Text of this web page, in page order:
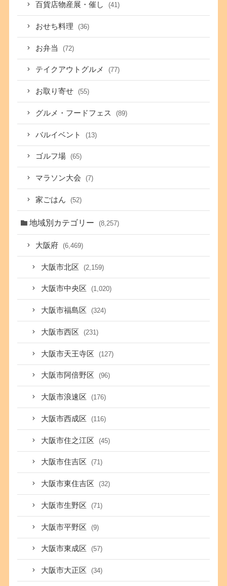
百貨店物産展・催し (41)
おせち料理 (36)
お弁当 (72)
テイクアウトグルメ (77)
お取り寄せ (55)
グルメ・フードフェス (89)
バルイベント (13)
ゴルフ場 (65)
マラソン大会 (7)
家ごはん (52)
地域別カテゴリー (8,257)
大阪府 (6,469)
大阪市北区 (2,159)
大阪市中央区 (1,020)
大阪市福島区 (324)
大阪市西区 (231)
大阪市天王寺区 (127)
大阪市阿倍野区 (96)
大阪市浪速区 (176)
大阪市西成区 (116)
大阪市住之江区 (45)
大阪市住吉区 (71)
大阪市東住吉区 (32)
大阪市生野区 (71)
大阪市平野区 (9)
大阪市東成区 (57)
大阪市大正区 (34)